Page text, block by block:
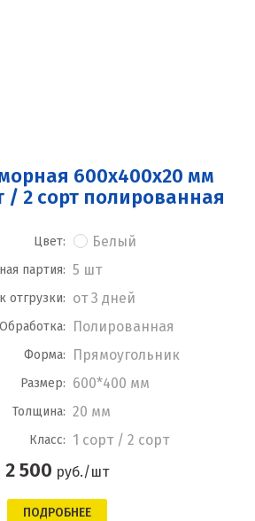
600x400x20 мм
/ 2 сорт полированная
Цвет: Белый
партия: 5 шт
отгрузки: от 3 дней
Обработка: Полированная
Форма: Прямоугольник
Размер: 600*400 мм
Толщина: 20 мм
Класс: 1 сорт / 2 сорт
2 500 руб./шт
ПОДРОБНЕЕ